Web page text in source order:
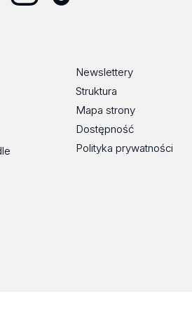
Newslettery
Struktura
Mapa strony
Dostępność
Polityka prywatności